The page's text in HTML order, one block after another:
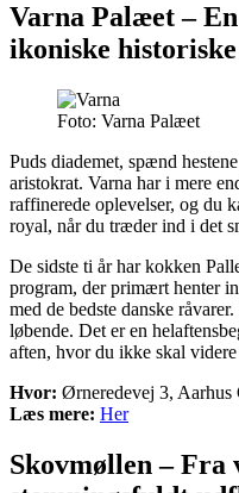
Varna Palæet –
ikoniske
Foto: Varna Palæet
Puds diademet, spænd
aristokrat. Varna har i mere
raffinerede oplevelser, og du
royal, når du træder ind i det
De sidste ti år har kokken
program, der primært henter
med de bedste danske
løbende. Det er en
aften, hvor du ikke skal
Hvor: Ørneredevej 3, Aarhus
Læs mere: Her
Skovmøllen – Fra